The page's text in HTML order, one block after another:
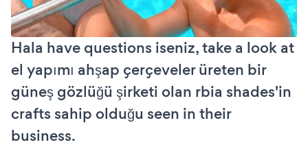
Hala have questions iseniz, take a look at
el yapımı ahşap çerçeveler üreten bir
güneş gözlüğü şirketi olan rbia shades'in
crafts sahip olduğu seen in their
business.